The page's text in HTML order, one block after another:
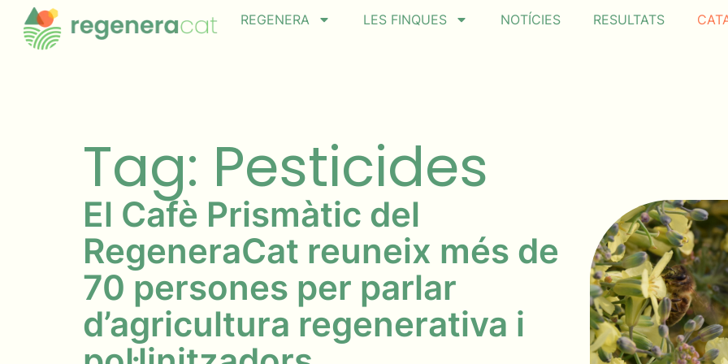
REGENERA LES FINQUES NOTÍCIES RESULTATS
Tag: Pesticides
El Cafè Prismàtic del
RegeneraCat reuneix més de
70 persones per parlar
d’agricultura regenerativa i